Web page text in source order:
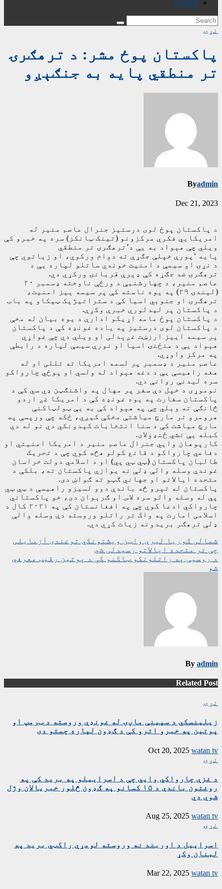
English
نړۍ
پاکستان پوځ مشر: د ترهګرۍ
تر منطقي پایه به جنګېږو
Byadmin
Dec 21, 2023
د پاکستان پوځ لوی درستیز جنرال عاصم منیر له
امریکايي فکري مرکزونو (تینک ټانکز) سره په خبرو کې
ویلي چې هېواد به یې د’ترهګرۍ تر منطقي
پایه ‘پورې خپلې جګړې ته دوام ورکوي، او زیاتوي چې
د نړۍ او سیمې د امنیت خوندي ساتلو لپاره یې د
ترهګرۍ ضد جګړه کې ډېرې قربانۍ ورکړي‌ دي.
عاصم منیر، د چهارشنبې د ورځې ناوخته ډسمبر ۲۰
(لیندۍ ۲۹) په یوه ناسته کې پر سیمه ییز امنیت،
ترهګرۍ او جنوبي اسیا کې د ستراتیژیک ټیکاو په باب
د پاکستان پر لیدلوري خبرې وکړې.
د پاکستان پوځ عامه اړیکو ادارې د یوه بیان له مخې
د پاکستان لوی درستیز په یاده غونډه کې د پاکستان
پر سیمه اییز ارزښت غږېدلی او ویلي دي چې غواړي
هېواد یې د منځنۍ اسیا او نورې سیمې لپاره د رابطې
په مرکز واوړي.
عاصم منیر د ډسمبر پر لسمه امریکا ته تللی او له
هغه راهیسې یې د دغه هېواد له ولسي او پوځي چارواکو
سره لیدنې روانې دي.
نوموړی د خپل دې سفر پر مهال په واشنګټن ډي سي کې د
پاکستان سفارت په یوه غونډه کې د امریکا غږ اردو
څانګې ته ویلي چې په هېواد کې به یې ټولټاکنې
هرومرو تر مارچ میاشتې مخکې کیږي، ځکه چې ورپسې په
مارچ میاشت کې د سنا انتخابات کېدونکي دي نو له دې
کبله یې نشي ځنډولای.
کارپوهان وايي جنرال عاصم منیر د امریکا امنیتي او
دفاعي چارواکو د قانع کولو هڅه کوي چې د تحریک
طالبان پاکستان (ټي ټي پي) او د اسلامي دولت خراسان
غوندې وسله والې ډلې نه یوازې پاکستان ته، بلکې د
متحده ایالاتو او جهاني ګټو ته ګواښ دی.
پاکستان له تېرو څه باندې دوو لسیزو راهیسې د ټي ټي
پي له وسله والو سره لاس او ګرېوان دی، خو پاکستاني
چارواکي ادعا کوي چې په افغانستان کې په ۲۰۲۱ کال د
اسلامی امارت په واک تر راتلو وروسته دې وسله والې
ډلې ترهګر بریدونه زیات کړي دي.
ليکنه
چليدنه
شمالی کوریا لیرې واټن ویشتونکي توغندی آزمایلی
چې تر متحده ایالاتو رسیدلی شي
د روسیې په راتلونکو ټاکنو کې د پوتین رقیب معرفي
شو
By admin
Related Post
نړۍ
زیلینسکي د سپینې ماڼۍ له غونډې وروسته د ټرمپ او
پوتین په خبرو اترو کې د ګډون لپاره چمتو دی
Oct 20, 2025 watan tv
نړۍ
د غزې چارواکي وايي چې د اسراییلو په برید کې په
روغتون باندې د ۱۵ کسانو په ګډون څلور خبریالان وژل
شوي دي
Aug 25, 2025 watan tv
نړۍ
اسراییل د اوربند نه وروسته لومړي راکټي برید په
لبنان وکړ
Mar 22, 2025 watan tv